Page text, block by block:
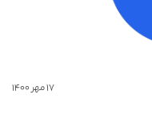
۱۷ مهر ۱۴۰۰